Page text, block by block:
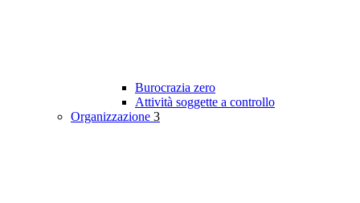
Burocrazia zero
Attività soggette a controllo
Organizzazione 3